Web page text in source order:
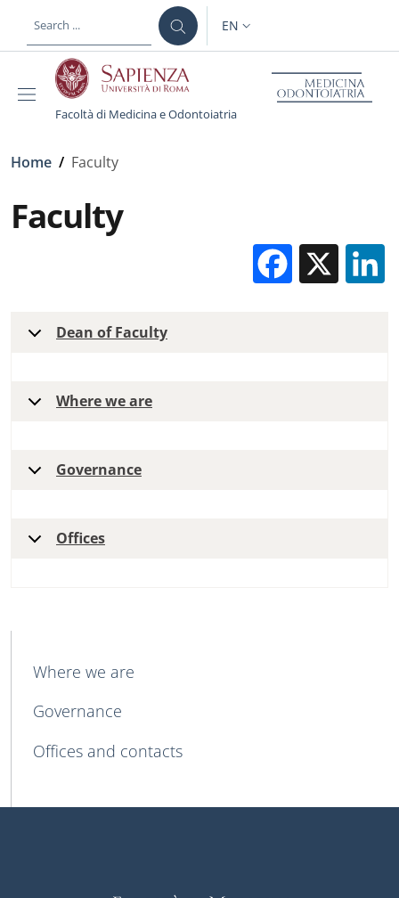
LANGUAGE SWITCHER:
EN
Facoltà di Medicina e Odontoiatria
Breadcrumb
Home / Faculty
Faculty
X
Dean of Faculty
Where we are
Governance
Offices
MAIN NAVIGATION
Where we are
Governance
Offices and contacts